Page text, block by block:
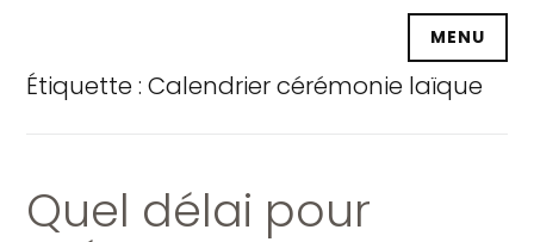
principal
MENU
Étiquette :Calendrier cérémonie laïque
Quel délai pour